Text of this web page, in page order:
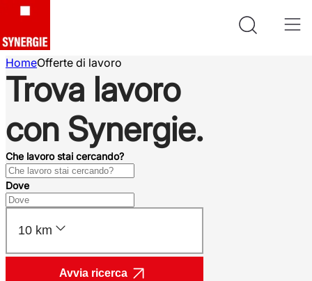
HomeOfferte di lavoro
Trova lavoro
con Synergie.
Che lavoro stai cercando?
Dove
10 km
Avvia ricerca